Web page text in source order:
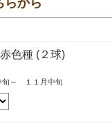
色種 (２球)
旬～ １１月中旬